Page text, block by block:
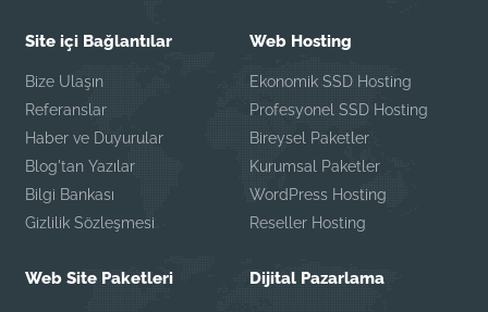
Site içi Bağlantılar
Bize Ulaşın
Referanslar
Haber ve Duyurular
Blog'tan Yazılar
Bilgi Bankası
Gizlilik Sözleşmesi
Web Hosting
Ekonomik SSD Hosting
Profesyonel SSD Hosting
Bireysel Paketler
Kurumsal Paketler
WordPress Hosting
Reseller Hosting
Web Site Paketleri Dijital Pazarlama